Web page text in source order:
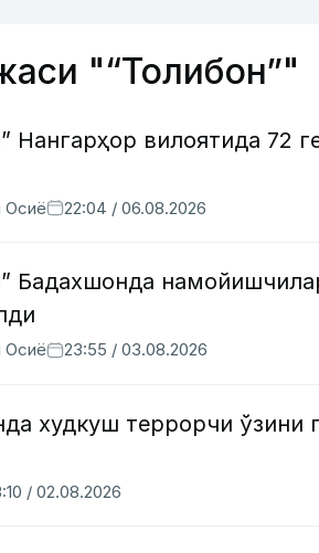
"“Толибон”"
Нангарҳор вилоятида 72
Осиё 22:04 / 06.08.2026
Бадахшонда
Осиё 23:55 / 03.08.2026
худкуш террорчи ўзини
/ 02.08.2026